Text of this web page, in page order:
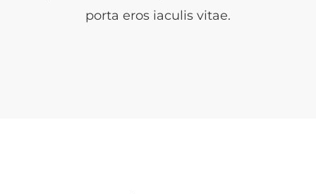
porta eros iaculis vitae.